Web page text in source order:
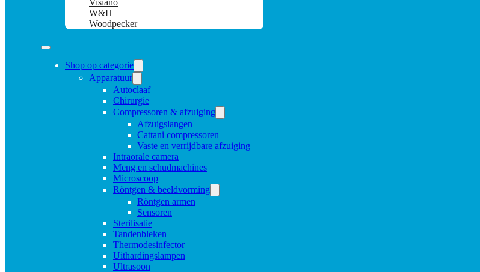
Visiano
W&H
Woodpecker
Shop op categorie
Apparatuur
Autoclaaf
Chirurgie
Compressoren & afzuiging
Afzuigslangen
Cattani compressoren
Vaste en verrijdbare afzuiging
Intraorale camera
Meng en schudmachines
Microscoop
Röntgen & beeldvorming
Röntgen armen
Sensoren
Sterilisatie
Tandenbleken
Thermodesinfector
Uithardingslampen
Ultrasoon